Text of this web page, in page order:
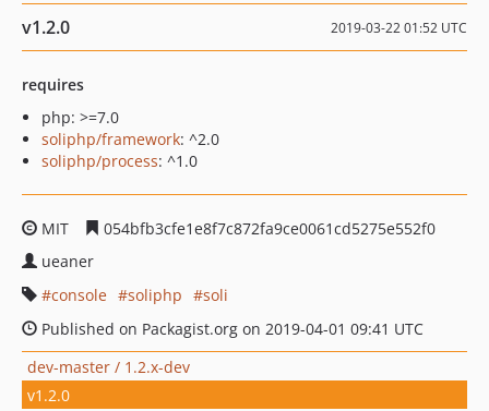
v1.2.0 2019-03-22 01:52 UTC
requires
php: >=7.0
soliphp/framework: ^2.0
soliphp/process: ^1.0
MIT
054bfb3cfe1e8f7c872fa9ce0061cd5275e552f0
ueaner
console
soliphp
soli
Published on Packagist.org on 2019-04-01 09:41 UTC
dev-master / 1.2.x-dev
v1.2.0